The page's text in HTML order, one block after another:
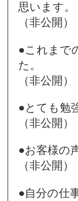
思います。
（非公開）
●これまで
た。
（非公開）
●とても勉
（非公開）
●お客様の
（非公開）
●自分の仕